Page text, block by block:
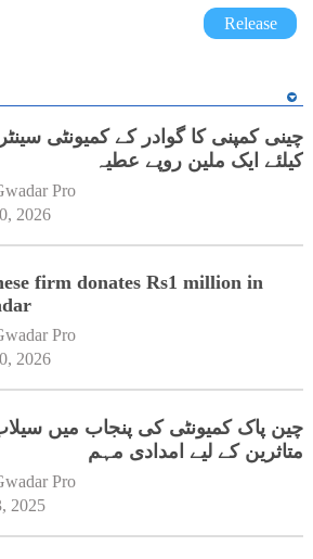
Release
چینی کمپنی کا گوادر کے کمیونٹی سینٹر
کیلئے ایک ملین روپے عطیہ
Pro
2026
firm donates Rs1 million in
Pro
2026
چین پاک کمیونٹی کی پنجاب میں
متاثرین کے لیے امدادی مہم
Pro
2025